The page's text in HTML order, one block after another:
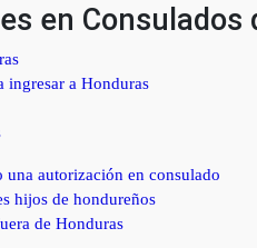
en Consulados
ingresar a Honduras
una autorización en consulado
hijos de hondureños
de Honduras